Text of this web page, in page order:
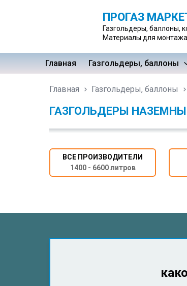
ПРОГАЗ
Газгольдеры, баллоны,
Материалы для монтажа
Главная Газгольдеры, баллоны
Главная Газгольдеры, баллоны
ГАЗГОЛЬДЕРЫ
ВСЕ ПРОИЗВОДИТЕЛИ
1400 - 6600 литров